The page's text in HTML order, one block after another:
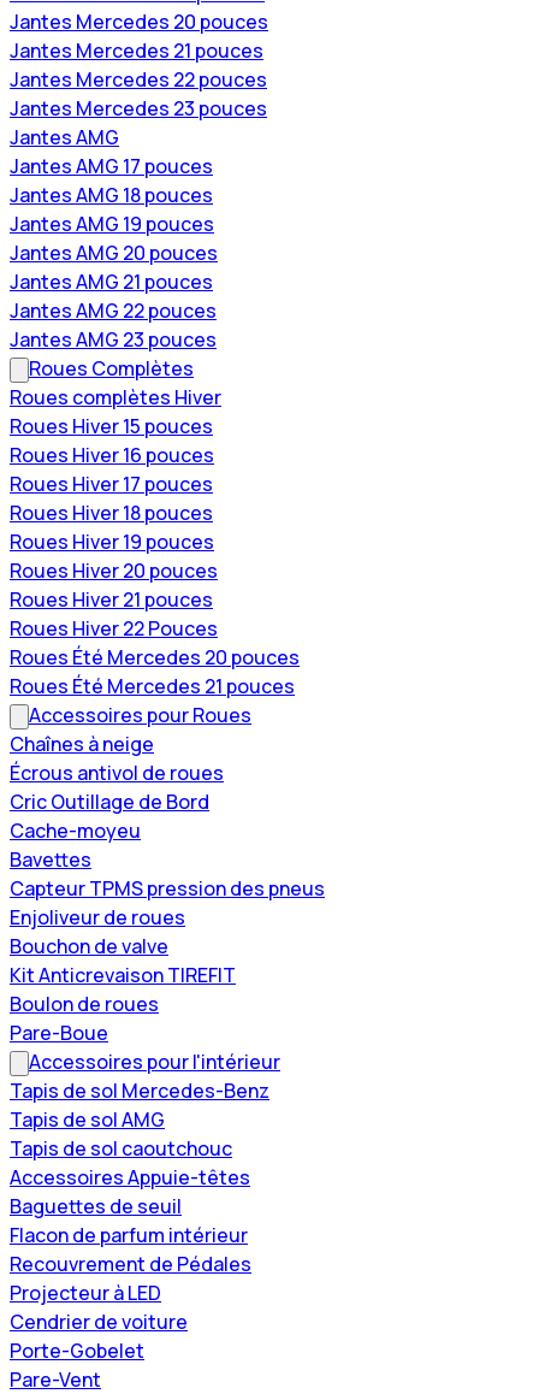
Jantes Mercedes 20 pouces
Jantes Mercedes 21 pouces
Jantes Mercedes 22 pouces
Jantes Mercedes 23 pouces
Jantes AMG
Jantes AMG 17 pouces
Jantes AMG 18 pouces
Jantes AMG 19 pouces
Jantes AMG 20 pouces
Jantes AMG 21 pouces
Jantes AMG 22 pouces
Jantes AMG 23 pouces
Roues Complètes
Roues complètes Hiver
Roues Hiver 15 pouces
Roues Hiver 16 pouces
Roues Hiver 17 pouces
Roues Hiver 18 pouces
Roues Hiver 19 pouces
Roues Hiver 20 pouces
Roues Hiver 21 pouces
Roues Hiver 22 Pouces
Roues Été Mercedes 20 pouces
Roues Été Mercedes 21 pouces
Accessoires pour Roues
Chaînes à neige
Écrous antivol de roues
Cric Outillage de Bord
Cache-moyeu
Bavettes
Capteur TPMS pression des pneus
Enjoliveur de roues
Bouchon de valve
Kit Anticrevaison TIREFIT
Boulon de roues
Pare-Boue
Accessoires pour l'intérieur
Tapis de sol Mercedes-Benz
Tapis de sol AMG
Tapis de sol caoutchouc
Accessoires Appuie-têtes
Baguettes de seuil
Flacon de parfum intérieur
Recouvrement de Pédales
Projecteur à LED
Cendrier de voiture
Porte-Gobelet
Pare-Vent